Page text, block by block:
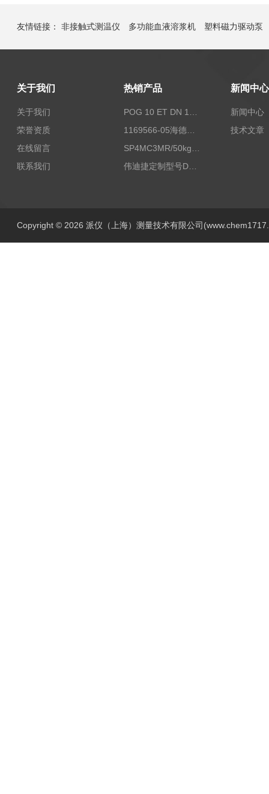
友情链接： 非接触式测温仪 多功能血液溶浆机 塑料磁力驱动泵
关于我们
关于我们
荣誉资质
在线留言
联系我们
热销产品
1169566-05海德汉西门子编码器现货
伟迪捷定制型号DHM506-5000-002
新闻中心
新闻中心
技术文章
Copyright © 2026 派仪（上海）测量技术有限公司